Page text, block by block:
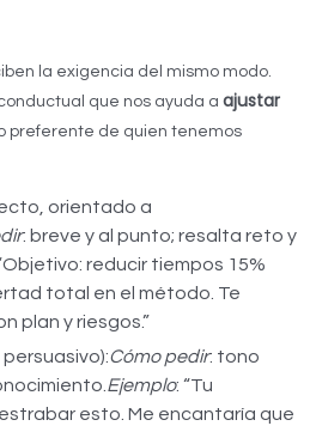
la exigencia del mismo modo.
que nos ayuda a ajustar
preferente de quien tenemos
orientado a
: breve y al punto; resalta reto y
reducir tiempos 15%
total en el método. Te
plan y riesgos.”
persuasivo):Cómo pedir: tono
Ejemplo: “Tu
esto. Me encantaría que